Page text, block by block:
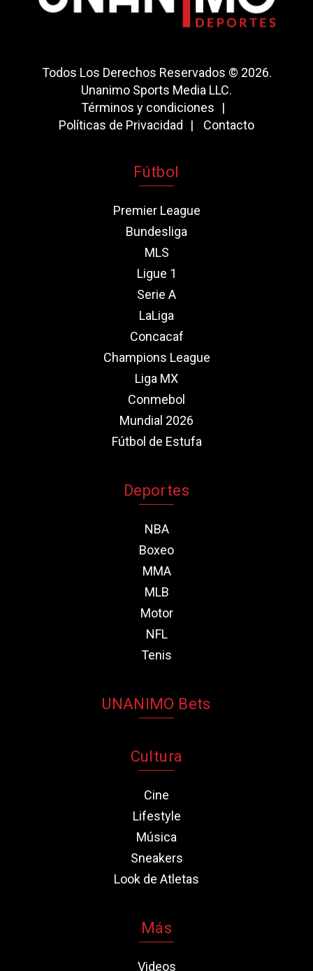
Todos Los Derechos Reservados © 2026.
Unanimo Sports Media LLC.
Términos y condiciones
Políticas de Privacidad
Contacto
Fútbol
Premier League
Bundesliga
MLS
Ligue 1
Serie A
LaLiga
Concacaf
Champions League
Liga MX
Conmebol
Mundial 2026
Fútbol de Estufa
Deportes
NBA
Boxeo
MMA
MLB
Motor
NFL
Tenis
UNANIMO Bets
Cultura
Cine
Lifestyle
Música
Sneakers
Look de Atletas
Más
Videos